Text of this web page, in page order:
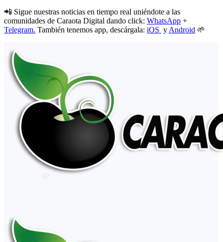
📲 Sigue nuestras noticias en tiempo real uniéndote a las
comunidades de Caraota Digital dando click: WhatsApp +
Telegram. También tenemos app, descárgala: iOS yAndroid 🌱